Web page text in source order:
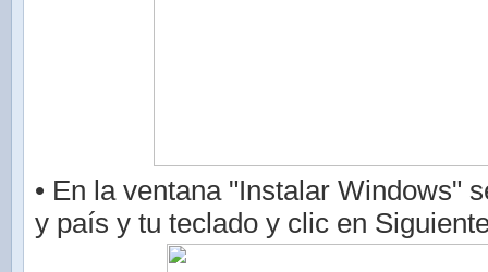
• En la ventana "Instalar Windows"
y país y tu teclado y clic en